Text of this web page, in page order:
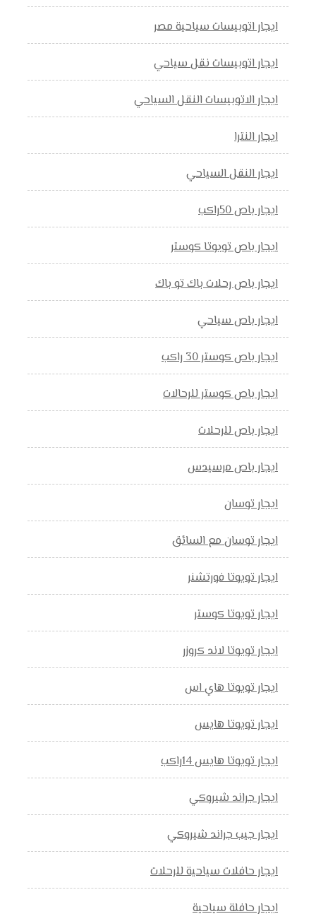
ايجار اتوبيسات سياحية مصر
ايجار اتوبيسات نقل سياحي
ايجار الاتوبيسات النقل السياحي
ايجار النترا
ايجار النقل السياحي
ايجار باص 50راكب
ايجار باص تويوتا كوستر
ايجار باص رحلات باك تو باك
ايجار باص سياحي
ايجار باص كوستر 30 راكب
ايجار باص كوستر للرحالات
ايجار باص للرحلات
ايجار باص مرسيدس
ايجار توسان
ايجار توسان مع السائق
ايجار تويوتا فورتشنر
ايجار تويوتا كوستر
ايجار تويوتا لاند كروزر
ايجار تويوتا هاي اس
ايجار تويوتا هايس
ايجار تويوتا هايس 14راكب
ايجار جراند شيروكي
ايجار جيب جراند شيروكي
ايجار حافلات سياحية للرحلات
ايجار حافلة سياحية